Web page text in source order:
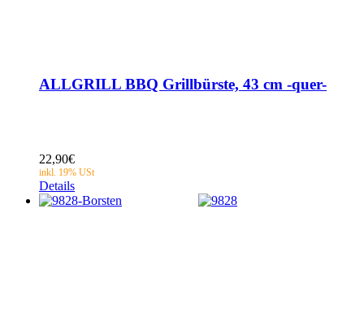
ALLGRILL BBQ Grillbürste, 43 cm -quer-
22,90€
Details